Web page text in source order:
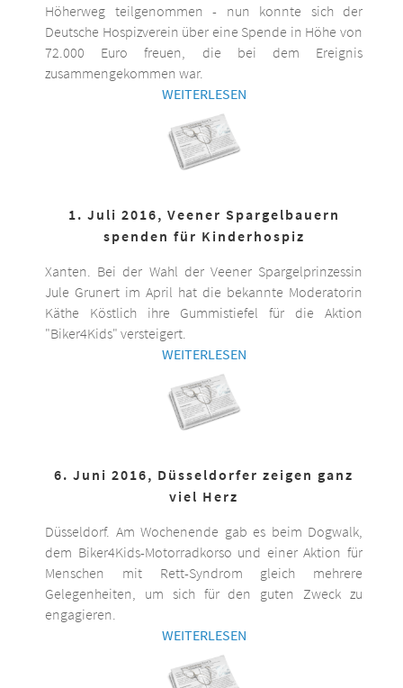
Höherweg teilgenommen - nun konnte sich der
Deutsche Hospizverein über eine Spende in Höhe von
72.000 Euro freuen, die bei dem Ereignis
zusammengekommen war.
WEITERLESEN
1. Juli 2016, Veener Spargelbauern
spenden für Kinderhospiz
Xanten. Bei der Wahl der Veener Spargelprinzessin
Jule Grunert im April hat die bekannte Moderatorin
Käthe Köstlich ihre Gummistiefel für die Aktion
"Biker4Kids" versteigert.
WEITERLESEN
6. Juni 2016, Düsseldorfer zeigen ganz
viel Herz
Düsseldorf. Am Wochenende gab es beim Dogwalk,
dem Biker4Kids-Motorradkorso und einer Aktion für
Menschen mit Rett-Syndrom gleich mehrere
Gelegenheiten, um sich für den guten Zweck zu
engagieren.
WEITERLESEN